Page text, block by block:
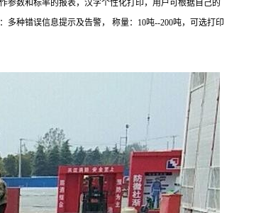
参数和标率的报表，汉字个性化打印，用户可根据自己的
种错误信息提示及告警， 称量：10吨--200吨，可选打印